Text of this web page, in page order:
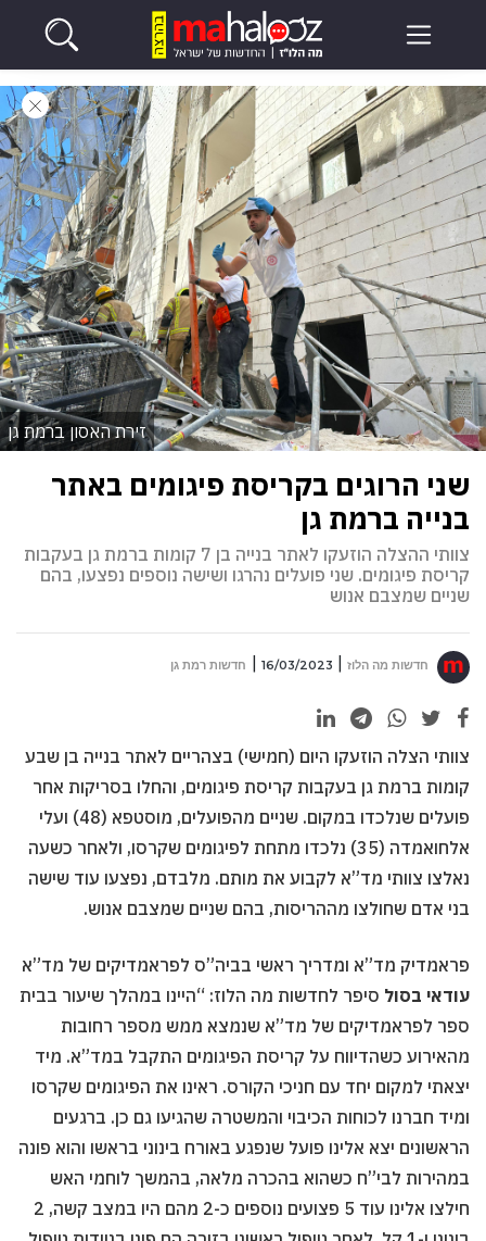
זירת האסון ברמת גן
שני הרוגים בקריסת פיגומים באתר
בנייה ברמת גן
צוותי ההצלה הוזעקו לאתר בנייה בן 7 קומות ברמת גן בעקבות
קריסת פיגומים. שני פועלים נהרגו ושישה נוספים נפצעו, בהם
שניים שמצבם אנוש
חדשות מה הלוז 16/03/2023 חדשות רמת גן
צוותי הצלה הוזעקו היום (חמישי) בצהריים לאתר בנייה בן שבע
קומות ברמת גן בעקבות קריסת פיגומים, והחלו בסריקות אחר
פועלים שנלכדו במקום. שניים מהפועלים, מוסטפא (48) ועלי
אלחואמדה (35) נלכדו מתחת לפיגומים שקרסו, ולאחר כשעה
נאלצו צוותי מד”א לקבוע את מותם. מלבדם, נפצעו עוד שישה
בני אדם שחולצו מההריסות, בהם שניים שמצבם אנוש.
פראמדיק מד”א ומדריך ראשי בביה”ס לפראמדיקים של מד”א
עודאי בסול סיפר לחדשות מה הלוז: “היינו במהלך שיעור בבית
ספר לפראמדיקים של מד”א שנמצא ממש מספר רחובות
מהאירוע כשהדיווח על קריסת הפיגומים התקבל במד”א. מיד
יצאתי למקום יחד עם חניכי הקורס. ראינו את הפיגומים שקרסו
ומיד חברנו לכוחות הכיבוי והמשטרה שהגיעו גם כן. ברגעים
הראשונים יצא אלינו פועל שנפגע באורח בינוני בראשו והוא פונה
במהירות לבי”ח כשהוא בהכרה מלאה, בהמשך לוחמי האש
חילצו אלינו עוד 5 פצועים נוספים כ-2 מהם היו במצב קשה, 2